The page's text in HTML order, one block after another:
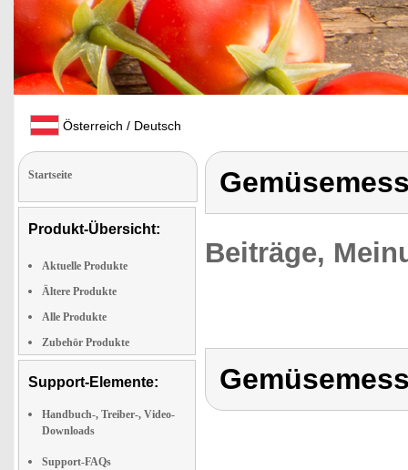
Österreich / Deutsch
Startseite
Produkt-Übersicht:
Aktuelle Produkte
Ältere Produkte
Alle Produkte
Zubehör Produkte
Support-Elemente:
Handbuch-, Treiber-, Video-
Downloads
Support-FAQs
Beiträge,